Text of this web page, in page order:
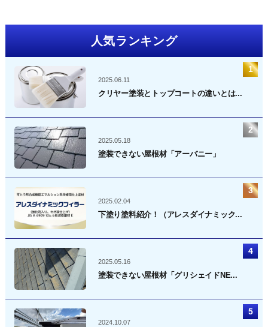
人気ランキング
2025.06.11
クリヤー塗装とトップコートの違いとは...
2025.05.18
塗装できない屋根材「アーバニー」
2025.02.04
下塗り塗料紹介！（アレスダイナミック...
2025.05.16
塗装できない屋根材「グリシェイドNE...
2024.10.07